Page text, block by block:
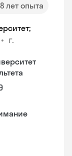
лет опыта
• г.